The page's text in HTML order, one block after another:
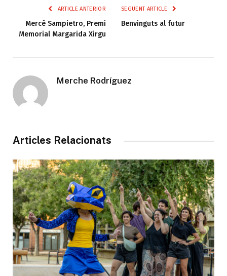
ARTICLE ANTERIOR
Mercè Sampietro, Premi
Memorial Margarida Xirgu
SEGÜENT ARTICLE
Benvinguts al futur
Merche Rodríguez
Articles Relacionats